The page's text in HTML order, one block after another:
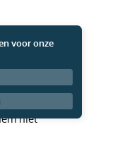
zijn?
houdt.
niet
voor onze